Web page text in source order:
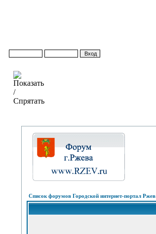
Список форумов Городской интернет-портал Ржев